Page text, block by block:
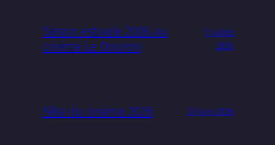
Saison estivale 2026 au
cinéma Le Douron
3 juillet
2026
Fête du cinéma 2026 23 juin 2026